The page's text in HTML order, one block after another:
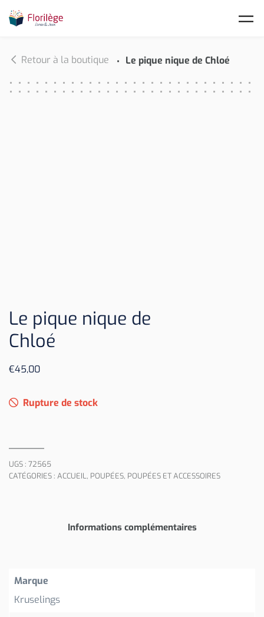
Retour à la boutique Le pique nique de Chloé
Le pique nique de
Chloé
€45,00
Rupture de stock
UGS : 72565
CATÉGORIES : ACCUEIL, POUPÉES, POUPÉES ET ACCESSOIRES
Informations complémentaires
Marque
Kruselings